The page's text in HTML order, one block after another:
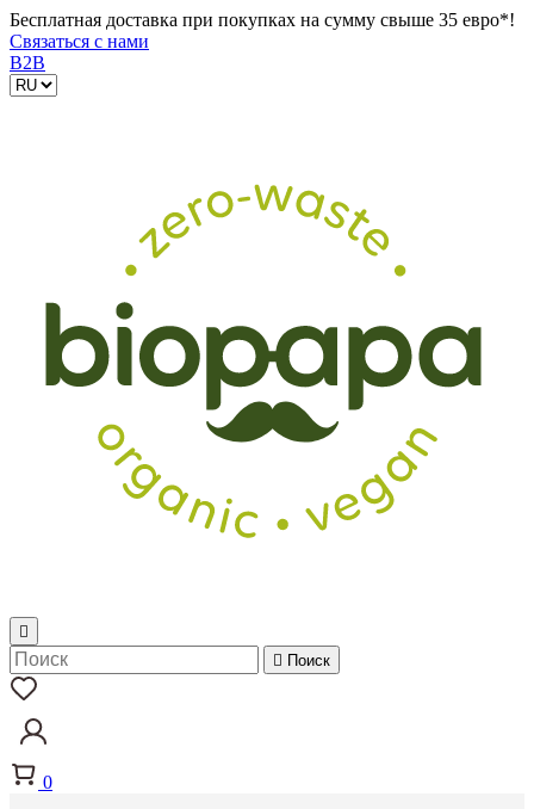
Бесплатная доставка при покупках на сумму свыше 35 евро*!
Связаться с нами
B2B

 Поиск
0